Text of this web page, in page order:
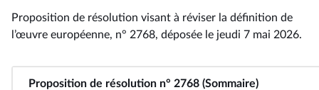
Proposition de résolution visant à réviser la définition de
l’œuvre européenne, n° 2768, déposée le jeudi 7 mai 2026.
Proposition de résolution n° 2768 (Sommaire)